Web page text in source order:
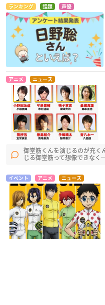
ランキング 話題 声優
アニメ ニュース
御堂筋くんを演じるのが充く
じる御堂筋って想像できなく
イベント アニメ ニュース